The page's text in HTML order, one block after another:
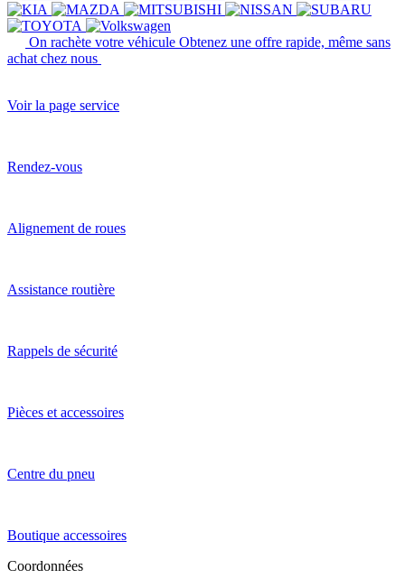
On rachète votre véhicule Obtenez une offre rapide, même sans
achat chez nous
Voir la page service
Rendez-vous
Alignement de roues
Assistance routière
Rappels de sécurité
Pièces et accessoires
Centre du pneu
Boutique accessoires
Coordonnées